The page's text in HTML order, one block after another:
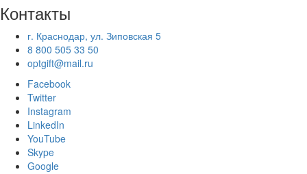
Контакты
г. Краснодар, ул. Зиповская 5
8 800 505 33 50
optgift@mail.ru
Facebook
Twitter
Instagram
LinkedIn
YouTube
Skype
Google